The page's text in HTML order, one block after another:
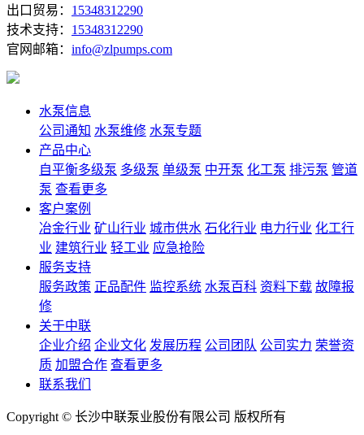
出口贸易： 15348312290
技术支持： 15348312290
官网邮箱： info@zlpumps.com
水泵信息
公司通知 水泵维修 水泵专题
产品中心
自平衡多级泵 多级泵 单级泵 中开泵 化工泵 排污泵 管道
泵 查看更多
客户案例
冶金行业 矿山行业 城市供水 石化行业 电力行业 化工行
业 建筑行业 轻工业 应急抢险
服务支持
服务政策 正品配件 监控系统 水泵百科 资料下载 故障报
修
关于中联
企业介绍 企业文化 发展历程 公司团队 公司实力 荣誉资
质 加盟合作 查看更多
联系我们
Copyright © 长沙中联泵业股份有限公司 版权所有